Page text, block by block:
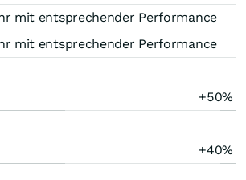
mit entsprechender Performance
mit entsprechender Performance
+50%
+40%